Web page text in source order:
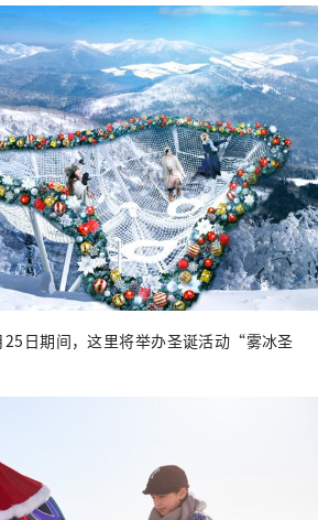
日期间，这里将举办圣诞活动“雾冰圣